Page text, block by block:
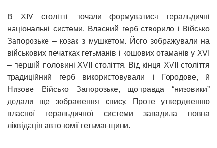
В XІV столітті почали формуватися геральдичні
національні системи. Власний герб створило і Військо
Запорозьке – козак з мушкетом. Його зображували на
військових печатках гетьманів і кошових отаманів у XVI
– першій половині XVII століття. Від кінця XVII століття
традиційний герб використовували і Городове, й
Низове Військо Запорозьке, щоправда “низовики”
додали ще зображення спису. Проте утвердженню
власної геральдичної системи завадила повна
ліквідація автономії гетьманщини.